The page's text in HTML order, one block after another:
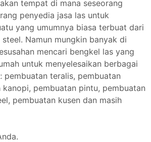
tempat di mana seseorang
penyedia jasa las untuk
yang umumnya biasa terbuat dari
Namun mungkin banyak di
mencari bengkel las yang
untuk menyelesaikan berbagai
pembuatan teralis, pembuatan
pembuatan pintu, pembuatan
pembuatan kusen dan masih